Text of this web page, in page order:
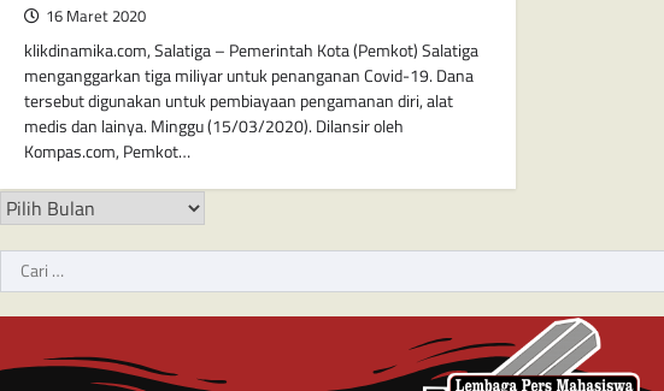
16 Maret 2020
klikdinamika.com, Salatiga – Pemerintah Kota (Pemkot) Salatiga
menganggarkan tiga miliyar untuk penanganan Covid-19. Dana
tersebut digunakan untuk pembiayaan pengamanan diri, alat
medis dan lainya. Minggu (15/03/2020). Dilansir oleh
Kompas.com, Pemkot…